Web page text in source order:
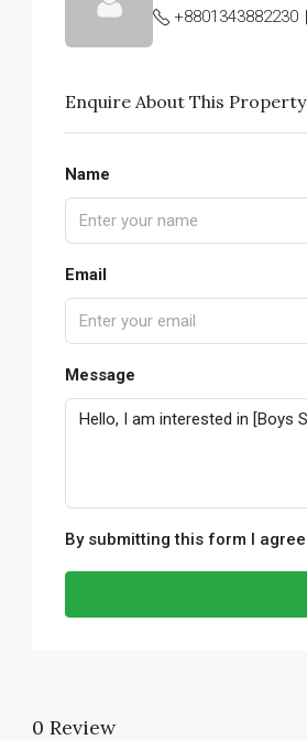
+8801343882230
Enquire About This Property
Name
Email
Message
By submitting this form I
0 Review